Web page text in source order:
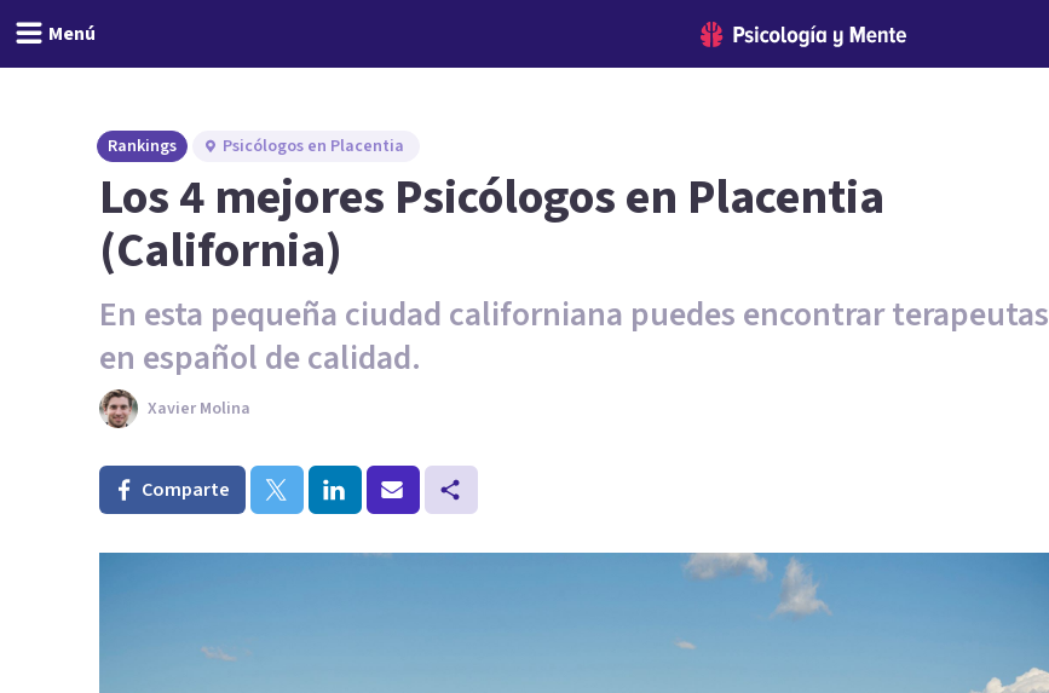
Menú
Rankings Psicólogos en Placentia
Los 4 mejores Psicólogos en Placentia
(California)
En esta pequeña ciudad californiana puedes encontrar terapeutas
en español de calidad.
Xavier Molina
Comparte